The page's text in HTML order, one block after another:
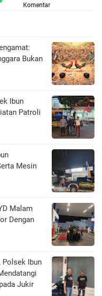
Komentar
Bukan
Ibun
Patroli
Mesin
Malam
Dengan
Polsek Ibun
Jukir